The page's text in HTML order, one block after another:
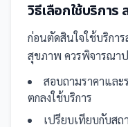
วิธีเลือกใช้บริการ
ก่อนตัดสินใจใช้บริการ
สุขภาพ ควรพิจารณา
สอบถามราคาและ
ตกลงใช้บริการ
เปรียบเทียบกับสถ